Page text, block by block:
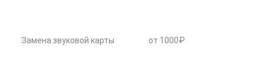
Замена звуковой карты от 1000₽